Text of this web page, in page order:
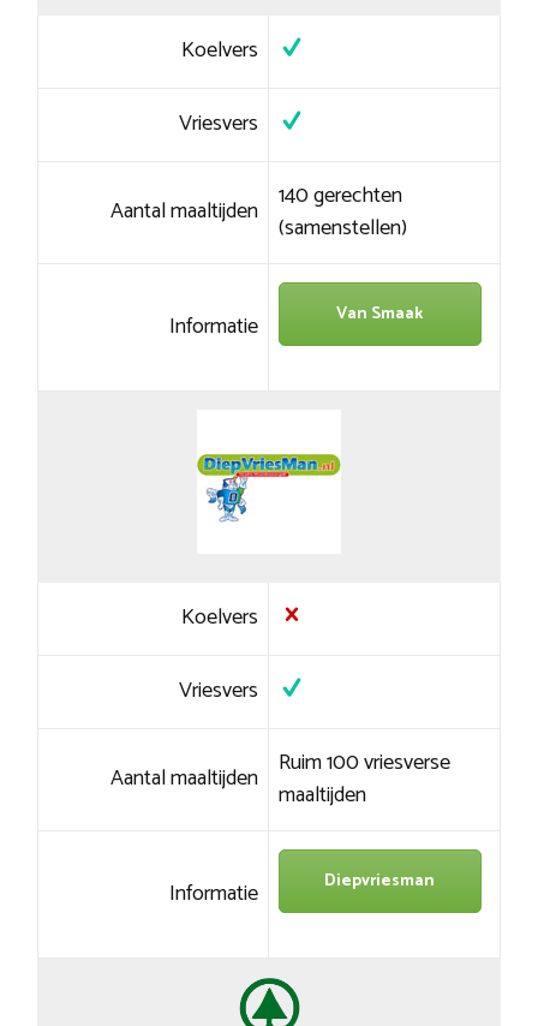
Koelvers
Vriesvers
Aantal maaltijden 140 gerechten
(samenstellen)
Informatie Van Smaak
Koelvers
Vriesvers
Aantal maaltijden Ruim 100 vriesverse
maaltijden
Informatie Diepvriesman